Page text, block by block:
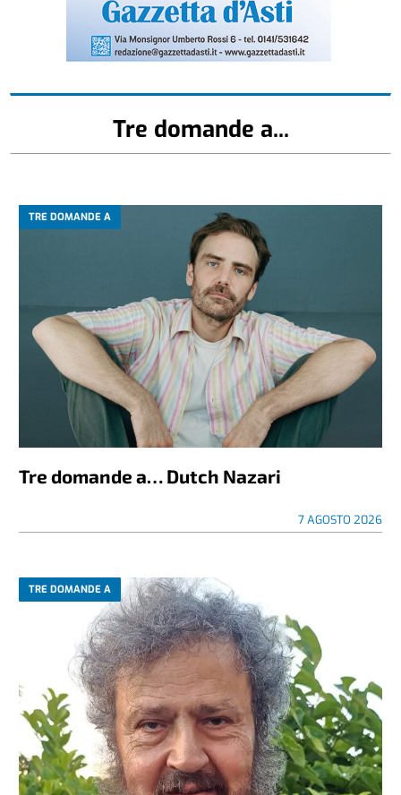
Tre domande a...
TRE DOMANDE A
Tre domande a… Dutch Nazari
7 AGOSTO 2026
TRE DOMANDE A